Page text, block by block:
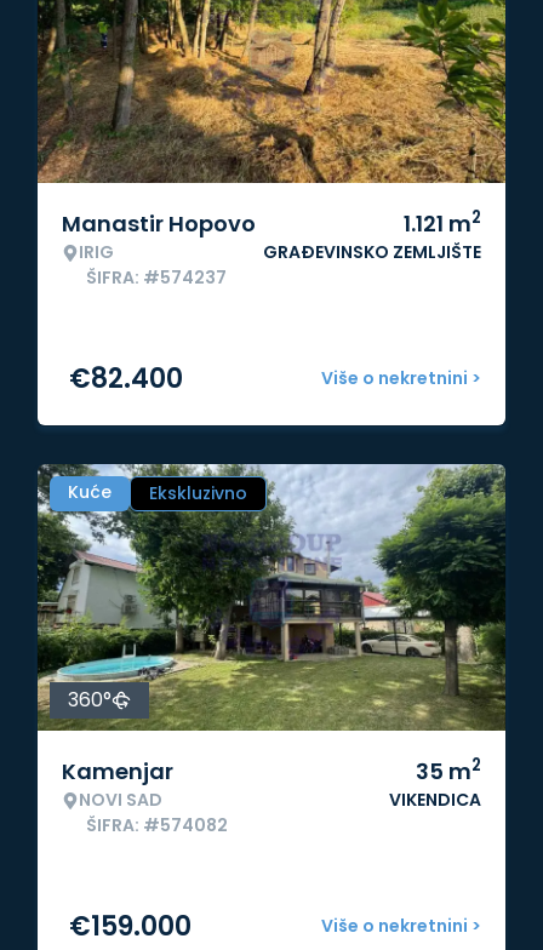
Manastir Hopovo
IRIG
ŠIFRA: #574237
1.121 m2
GRAĐEVINSKO ZEMLJIŠTE
Više o nekretnini >
€82.400
Kuće Ekskluzivno
360°
Kamenjar
NOVI SAD
ŠIFRA: #574082
35 m2
VIKENDICA
Više o nekretnini >
€159.000